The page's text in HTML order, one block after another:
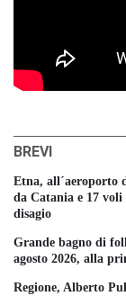
BREVI
Etna, all´aeroporto
da Catania e 17
disagio
Grande bagno di
agosto 2026, alla
Regione, Alberto